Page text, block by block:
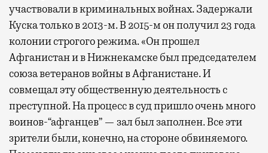
участвовали в криминальных войнах. Задержали
Куска только в 2013-м. В 2015-м он получил 23 года
колонии строгого режима. «Он прошел
Афганистан и в Нижнекамске был председателем
союза ветеранов войны в Афганистане. И
совмещал эту общественную деятельность с
преступной. На процесс в суд пришло очень много
воинов-“афганцев” — зал был заполнен. Все эти
зрители были, конечно, на стороне обвиняемого.